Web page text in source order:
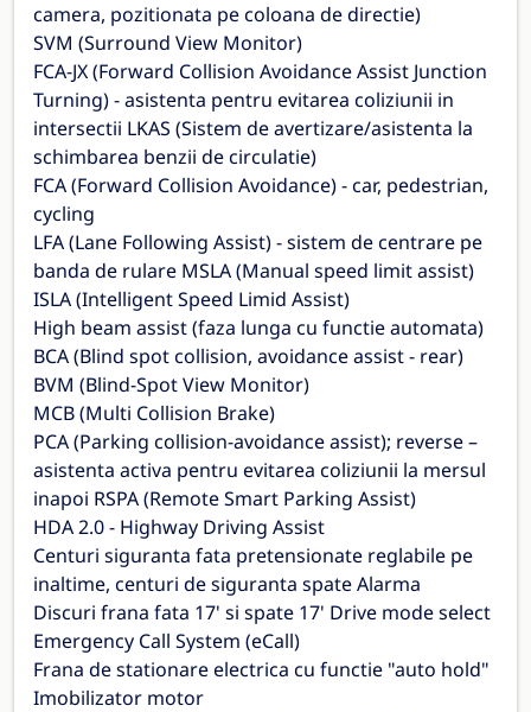
camera, pozitionata pe coloana de directie)
SVM (Surround View Monitor)
FCA-JX (Forward Collision Avoidance Assist Junction
Turning) - asistenta pentru evitarea coliziunii in
intersectii LKAS (Sistem de avertizare/asistenta la
schimbarea benzii de circulatie)
FCA (Forward Collision Avoidance) - car, pedestrian,
cycling
LFA (Lane Following Assist) - sistem de centrare pe
banda de rulare MSLA (Manual speed limit assist)
ISLA (Intelligent Speed Limid Assist)
High beam assist (faza lunga cu functie automata)
BCA (Blind spot collision, avoidance assist - rear)
BVM (Blind-Spot View Monitor)
MCB (Multi Collision Brake)
PCA (Parking collision-avoidance assist); reverse –
asistenta activa pentru evitarea coliziunii la mersul
inapoi RSPA (Remote Smart Parking Assist)
HDA 2.0 - Highway Driving Assist
Centuri siguranta fata pretensionate reglabile pe
inaltime, centuri de siguranta spate Alarma
Discuri frana fata 17' si spate 17' Drive mode select
Emergency Call System (eCall)
Frana de stationare electrica cu functie "auto hold"
Imobilizator motor